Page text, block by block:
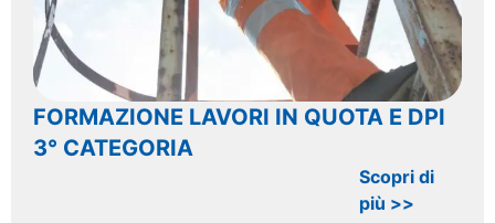
FORMAZIONE LAVORI IN QUOTA E DPI
3° CATEGORIA
Scopri di
più >>